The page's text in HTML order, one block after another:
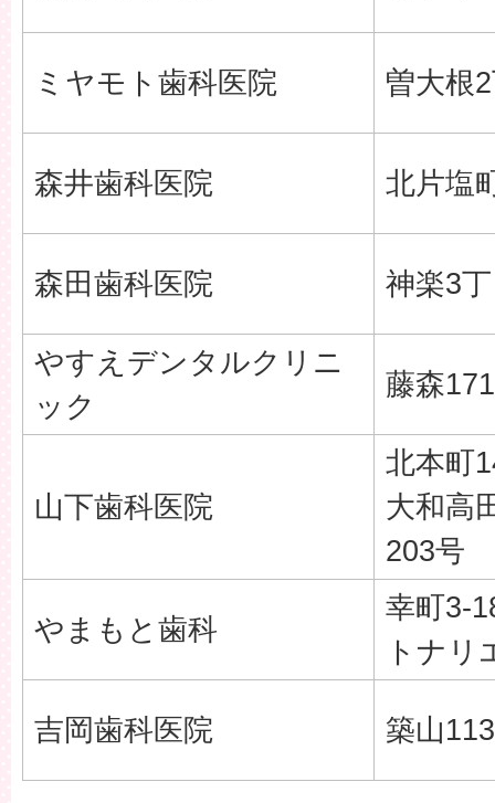
ミヤモト歯科医院 曽大根
森井歯科医院 北片塩
森田歯科医院 神楽3
やすえデンタルクリニ
ック
藤森
山下歯科医院
北本町
大和高
203号
やまもと歯科
幸町3-
トナリ
吉岡歯科医院 築山